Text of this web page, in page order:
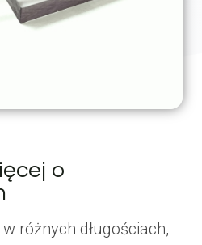
o
różnych długościach,